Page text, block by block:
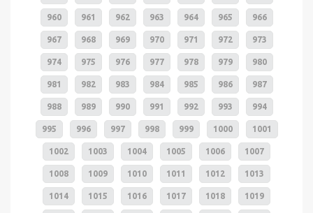
960 961 962 963 964 965 966
967 968 969 970 971 972 973
974 975 976 977 978 979 980
981 982 983 984 985 986 987
988 989 990 991 992 993 994
995 996 997 998 999 1000 1001
1002 1003 1004 1005 1006 1007
1008 1009 1010 1011 1012 1013
1014 1015 1016 1017 1018 1019